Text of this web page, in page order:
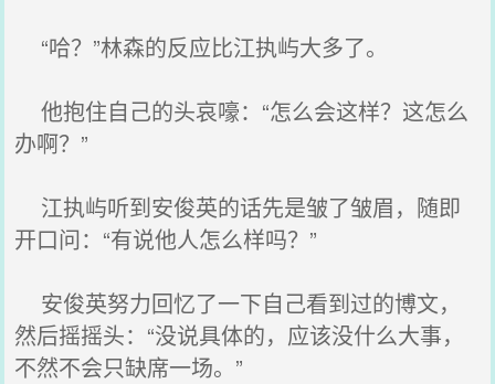
“哈？”林森的反应比江执屿大多了。
他抱住自己的头哀嚎：“怎么会这样？这怎么
办啊？”
江执屿听到安俊英的话先是皱了皱眉，随即
开口问：“有说他人怎么样吗？”
安俊英努力回忆了一下自己看到过的博文，
然后摇摇头：“没说具体的，应该没什么大事，
不然不会只缺席一场。”